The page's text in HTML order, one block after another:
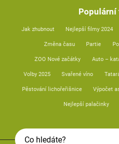
Populární
Jak zhubnout Nejlepší filmy 2024
Změna času Partie
ZOO Nové začátky Auto –
Volby 2025 Svařené víno
Pěstování lichořeřišnice Výpočet
Nejlepší palačinky